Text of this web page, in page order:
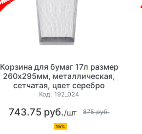
Корзина для бумаг 17л размер
260х295мм, металлическая,
сетчатая, цвет серебро
Код:192_024
743.75 руб./шт 875 руб.
15%